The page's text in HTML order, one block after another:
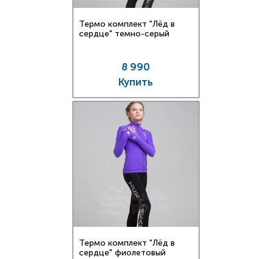
Термо комплект "Лёд в
сердце" темно-серый
8 990
Купить
Термо комплект "Лёд в
сердце" фиолетовый